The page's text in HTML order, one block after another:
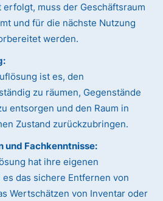
muss der Geschäftsraum
und für die nächste Nutzung
werden.
ist es, den
zu räumen, Gegenstände
entsorgen und den Raum in
Zustand zurückzubringen.
und Fachkenntnisse:
hat ihre eigenen
das sichere Entfernen von
Wertschätzen von Inventar oder